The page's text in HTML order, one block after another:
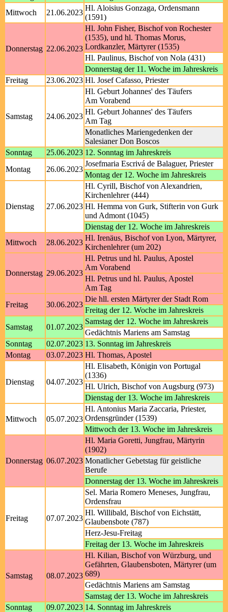
Mittwoch
21.06.2023
Hl. Aloisius Gonzaga, Ordensmann
(1591)
Donnerstag 22.06.2023
Hl. John Fisher, Bischof von Rochester
(1535), und hl. Thomas Morus,
Lordkanzler, Märtyrer (1535)
Hl. Paulinus, Bischof von Nola (431)
Donnerstag der 11. Woche im Jahreskreis
Freitag
23.06.2023 Hl. Josef Cafasso, Priester
Samstag 24.06.2023
Hl. Geburt Johannes' des Täufers
Am Vorabend
Hl. Geburt Johannes' des Täufers
Am Tag
Monatliches Mariengedenken der
Salesianer Don Boscos
Sonntag
25.06.2023 12. Sonntag im Jahreskreis
Montag
26.06.2023
Josefmaria Escrivá de Balaguer, Priester
Montag der 12. Woche im Jahreskreis
Dienstag 27.06.2023
Hl. Cyrill, Bischof von Alexandrien,
Kirchenlehrer (444)
Hl. Hemma von Gurk, Stifterin von Gurk
und Admont (1045)
Dienstag der 12. Woche im Jahreskreis
Mittwoch
28.06.2023
Hl. Irenäus, Bischof von Lyon, Märtyrer,
Kirchenlehrer (um 202)
Donnerstag 29.06.2023
Hl. Petrus und hl. Paulus, Apostel
Am Vorabend
Hl. Petrus und hl. Paulus, Apostel
Am Tag
Freitag
30.06.2023
Die hll. ersten Märtyrer der Stadt Rom
Freitag der 12. Woche im Jahreskreis
Samstag
01.07.2023
Samstag der 12. Woche im Jahreskreis
Gedächtnis Mariens am Samstag
Sonntag
02.07.2023 13. Sonntag im Jahreskreis
Montag
03.07.2023 Hl. Thomas, Apostel
Dienstag 04.07.2023
Hl. Elisabeth, Königin von Portugal
(1336)
Hl. Ulrich, Bischof von Augsburg (973)
Dienstag der 13. Woche im Jahreskreis
Mittwoch 05.07.2023
Hl. Antonius Maria Zaccaria, Priester,
Ordensgründer (1539)
Mittwoch der 13. Woche im Jahreskreis
Donnerstag 06.07.2023
Hl. Maria Goretti, Jungfrau, Märtyrin
(1902)
Monatlicher Gebetstag für geistliche
Berufe
Donnerstag der 13. Woche im Jahreskreis
Freitag 07.07.2023
Sel. Maria Romero Meneses, Jungfrau,
Ordensfrau
Hl. Willibald, Bischof von Eichstätt,
Glaubensbote (787)
Herz-Jesu-Freitag
Freitag der 13. Woche im Jahreskreis
Samstag 08.07.2023
Hl. Kilian, Bischof von Würzburg, und
Gefährten, Glaubensboten, Märtyrer (um
689)
Gedächtnis Mariens am Samstag
Samstag der 13. Woche im Jahreskreis
Sonntag
09.07.2023 14. Sonntag im Jahreskreis